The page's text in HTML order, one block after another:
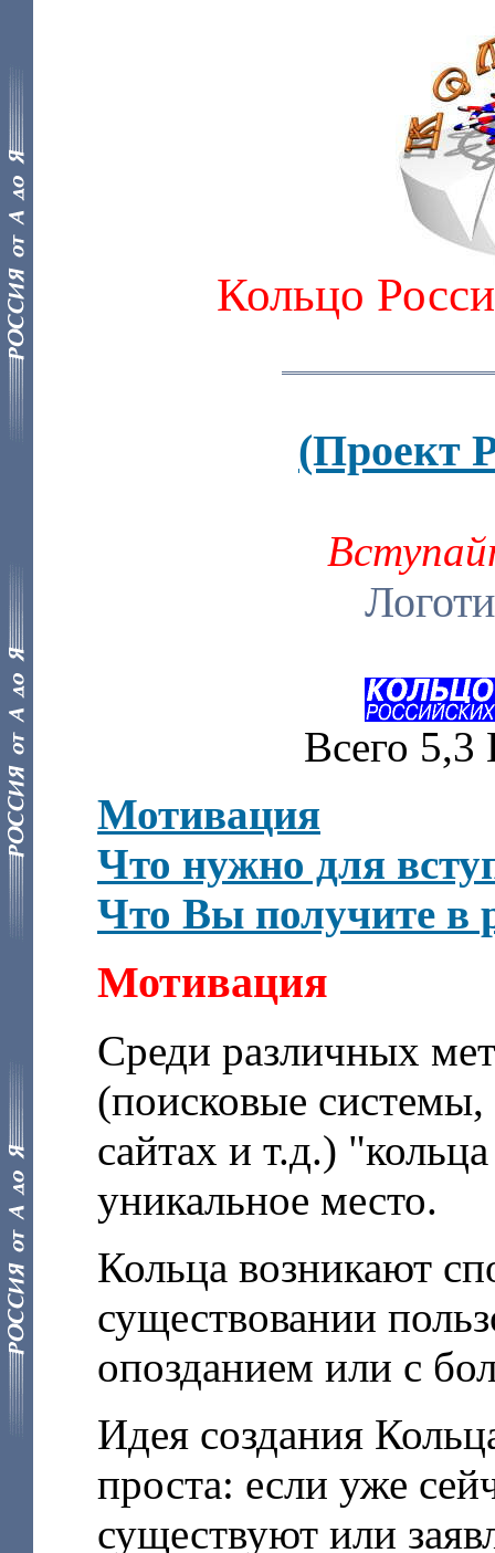
Кольцо
(Проект
Всего 5,3
Мотивация
Что нужно для
Что Вы получите в
Мотивация
Среди различных
(поисковые системы,
сайтах и т.д.)
уникальное место.
Кольца возникают
существовании
опозданием или с
Идея создания
проста: если уже
существуют или